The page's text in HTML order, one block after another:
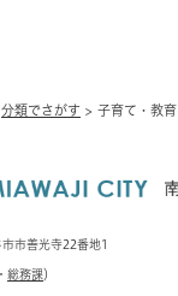
分類でさがす > 子育て・教育
市善光寺22番地1
総務課）